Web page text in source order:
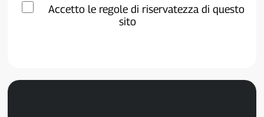
Accetto le regole di riservatezza di questo
sito